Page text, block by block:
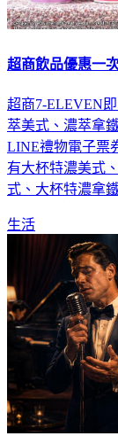
超商飲品優惠一
超商7-ELEVEN
萃美式、濃萃拿
LINE禮物電子票
有大杯特濃美式
式、大杯特濃拿
生活